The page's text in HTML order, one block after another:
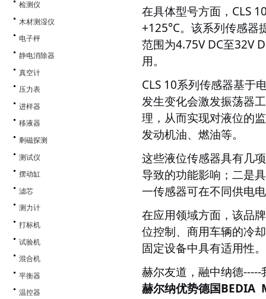
检测仪
木材测湿仪
电子秤
静电消除器
真空计
压力表
进样器
移液器
剩磁探测
测试仪
摆动缸
滤芯
测力计
打标机
试验机
混合机
平衡器
温控器
在具体型号方面， CLS
+125°C。该系列传感器
范围为4.75V DC至32V
用。
CLS 10系列传感器基于
发生变化会激发振荡器
理，从而实现对液位的
发动机油、燃油等。
这些液位传感器具有几
导致的功能影响；二是
一传感器可在不同供电
在应用领域方面，该品
位控制、商用车辆的冷
固定设备中具有适用性。
赫尔友道，融中纳德-----
赫尔纳优势德国BEDIA